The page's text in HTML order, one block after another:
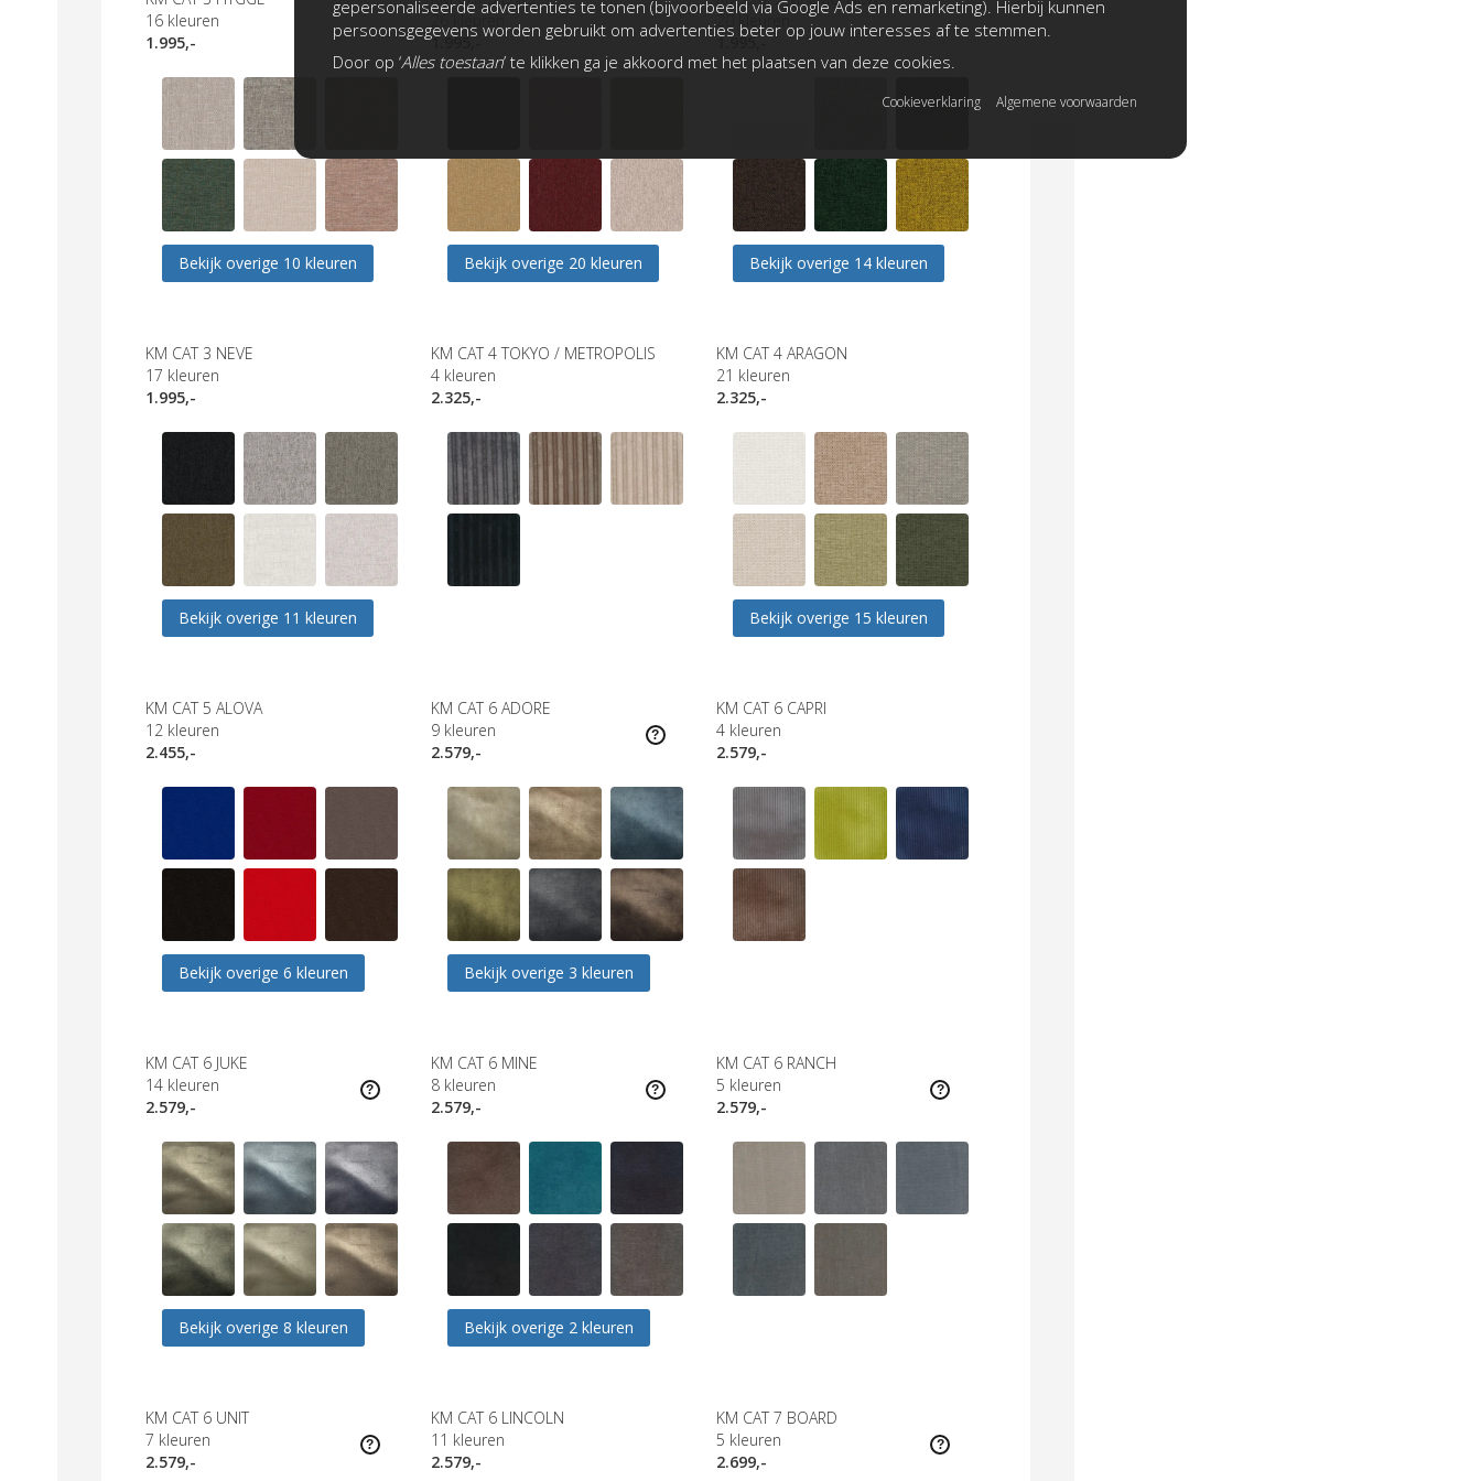
16 kleuren
1.995,-
Bekijk overige 10 kleuren
26 kleuren
1.995,-
Bekijk overige 20 kleuren
20 kleuren
1.995,-
Bekijk overige 14 kleuren
KM CAT 3 NEVE
17 kleuren
1.995,-
Bekijk overige 11 kleuren
KM CAT 4 TOKYO / METROPOLIS
4 kleuren
2.325,-
KM CAT 4 ARAGON
21 kleuren
2.325,-
Bekijk overige 15 kleuren
KM CAT 5 ALOVA
12 kleuren
2.455,-
Bekijk overige 6 kleuren
KM CAT 6 ADORE
9 kleuren
2.579,-
Bekijk overige 3 kleuren
KM CAT 6 CAPRI
4 kleuren
2.579,-
KM CAT 6 JUKE
14 kleuren
2.579,-
Bekijk overige 8 kleuren
KM CAT 6 MINE
8 kleuren
2.579,-
Bekijk overige 2 kleuren
KM CAT 6 RANCH
5 kleuren
2.579,-
KM CAT 6 UNIT
7 kleuren
2.579,-
KM CAT 6 LINCOLN
11 kleuren
2.579,-
KM CAT 7 BOARD
5 kleuren
2.699,-
gepersonaliseerde advertenties te tonen (bijvoorbeeld via Google Ads en remarketing). Hierbij kunnen
persoonsgegevens worden gebruikt om advertenties beter op jouw interesses af te stemmen.
Door op ‘Alles toestaan’ te klikken ga je akkoord met het plaatsen van deze cookies.
Cookieverklaring Algemene voorwaarden